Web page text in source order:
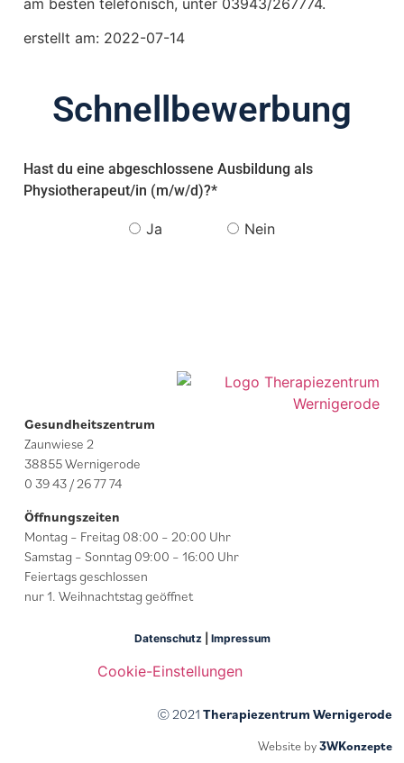
erstellt am: 2022-07-14
Schnellbewerbung
Hast du eine abgeschlossene Ausbildung als
Physiotherapeut/in (m/w/d)?*
Ja Nein
Gesundheitszentrum
Zaunwiese 2
38855 Wernigerode
0 39 43 / 26 77 74
Öffnungszeiten
Montag – Freitag 08:00 – 20:00 Uhr
Samstag – Sonntag 09:00 – 16:00 Uhr
Feiertags geschlossen
nur 1. Weihnachtstag geöffnet
Datenschutz| Impressum
Cookie-Einstellungen
© 2021 Therapiezentrum Wernigerode
Website by3WKonzepte